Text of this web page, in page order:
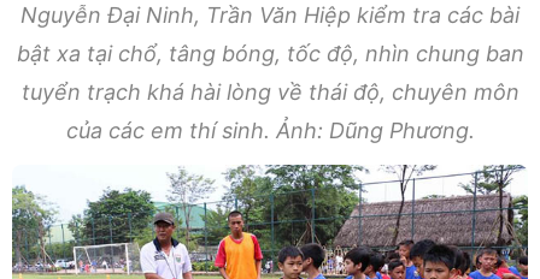
Nguyễn Đại Ninh, Trần Văn Hiệp kiểm tra các bài
bật xa tại chổ, tâng bóng, tốc độ, nhìn chung ban
tuyển trạch khá hài lòng về thái độ, chuyên môn
của các em thí sinh. Ảnh: Dũng Phương.